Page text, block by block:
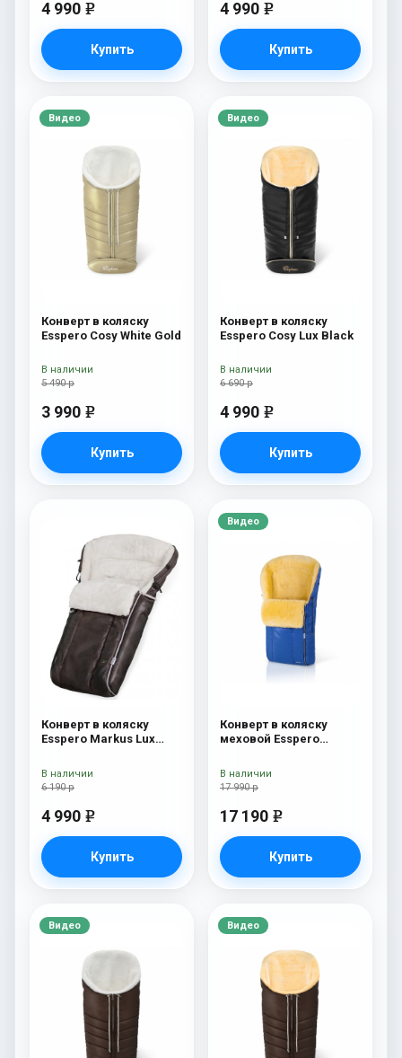
4 990 e
Купить
4 990 e
Купить
Видео
Конверт в коляску
Esspero Cosy White Gold
5 490 р
3 990 e
Купить
В наличии
Видео
Конверт в коляску
Esspero Cosy Lux Black
6 690 р
4 990 e
Купить
В наличии
Конверт в коляску
Esspero Markus Lux
овечья шерсть) Brown
6 190 р
4 990 e
Купить
В наличии
Видео
Конверт в коляску
меховой Esspero
(натуральная овчина)
Sky
17 990 р
17 190 e
Купить
В наличии
Видео Видео